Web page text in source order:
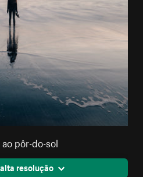
pôr-do-sol
resolução